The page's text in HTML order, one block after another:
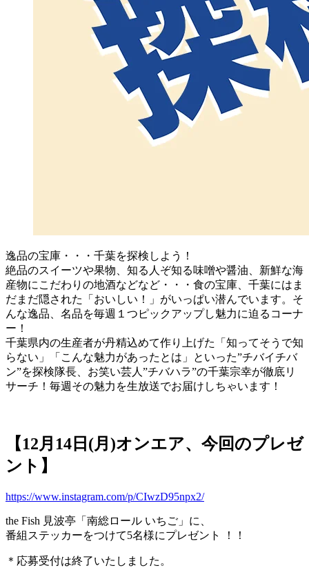
逸品の宝庫・・・千葉を探検しよう！
絶品のスイーツや果物、知る人ぞ知る味噌や醤油、新鮮な海
産物にこだわりの地酒などなど・・・食の宝庫、千葉にはま
だまだ隠された「おいしい！」がいっぱい潜んでいます。そ
んな逸品、名品を毎週１つピックアップし魅力に迫るコーナ
ー！
千葉県内の生産者が丹精込めて作り上げた「知ってそうで知
らない」「こんな魅力があったとは」といった”チバイチバ
ン”を探検隊長、お笑い芸人”チバハラ”の千葉宗幸が徹底リ
サーチ！毎週その魅力を生放送でお届けしちゃいます！
【12月14日(月)オンエア、今回のプレゼ
ント】
https://www.instagram.com/p/CIwzD95npx2/
the Fish 見波亭「南総ロール いちご」に、
番組ステッカーをつけて5名様にプレゼント ！！
＊応募受付は終了いたしました。